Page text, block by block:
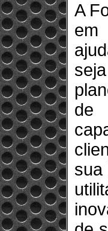
A
em
de
sua